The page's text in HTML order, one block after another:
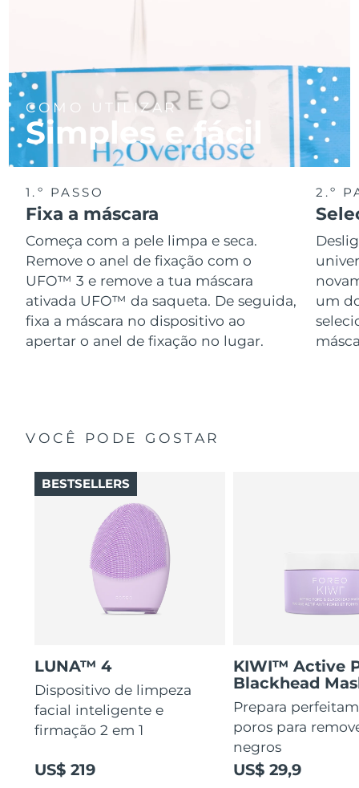
COMO UTILIZAR
Simples e fácil
1.º PASSO
Fixa a máscara
Começa com a pele limpa e seca.
Remove o anel de fixação com o
UFO™ 3 e remove a tua máscara
ativada UFO™ da saqueta. De seguida,
fixa a máscara no dispositivo ao
apertar o anel de fixação no lugar.
2.º
um
VOCÊ PODE GOSTAR
LUNA™ 4
Dispositivo de limpeza
facial inteligente e
firmação 2 em 1
US$ 219
BESTSELLERS
KIWI™ Active
Blackhead
Prepara
poros para
negros
US$ 29,9